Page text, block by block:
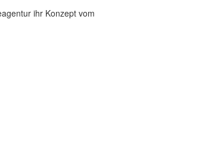
ihr Konzept vom